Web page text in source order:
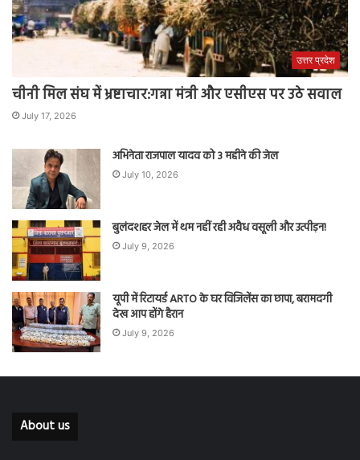
उत्तर प्रदेश
चीनी मिल संघ में भ्रष्टाचार:गन्ना मंत्री और एसीएस पर उठे सवाल
July 17, 2026
अभिनेता राजपाल यादव को 3 महीने की जेल
July 10, 2026
बुलंदशहर जेल में थम नहीं रही अवैध वसूली और उत्पीड़न!
July 9, 2026
यूपी में रिटायर्ड ARTO के घर विजिलेंस का छापा, बरामदगी
देख आप होंगे हैरान
July 9, 2026
About us